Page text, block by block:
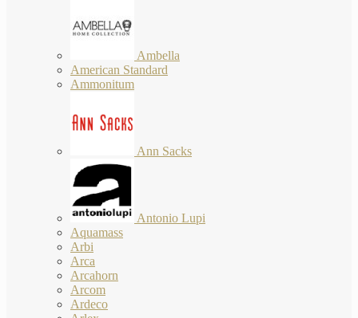
Ambella
American Standard
Ammonitum
Ann Sacks
Antonio Lupi
Aquamass
Arbi
Arca
Arcahorn
Arcom
Ardeco